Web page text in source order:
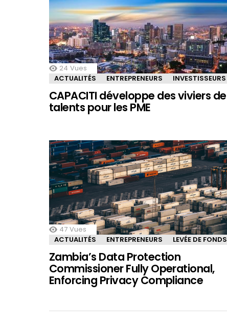
24 Vues
ACTUALITÉS
ENTREPRENEURS INVESTISSEURS
CAPACITI développe des viviers de
talents pour les PME
47 Vues
ACTUALITÉS
ENTREPRENEURS LEVÉE DE FONDS
Zambia’s Data Protection
Commissioner Fully Operational,
Enforcing Privacy Compliance